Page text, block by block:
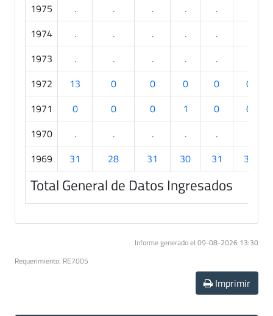
1975
. . . . .
1974
. . . . .
1973
. . . . .
1972
13 0 0 0 0
0
1971
0 0 0 1 0
0
1970
. . . . .
1969
31 28 31 30 31 30
Total General de Datos Ingresados
Informe generado el 09-08-2026 13:30
Requerimiento: RE7005
Imprimir